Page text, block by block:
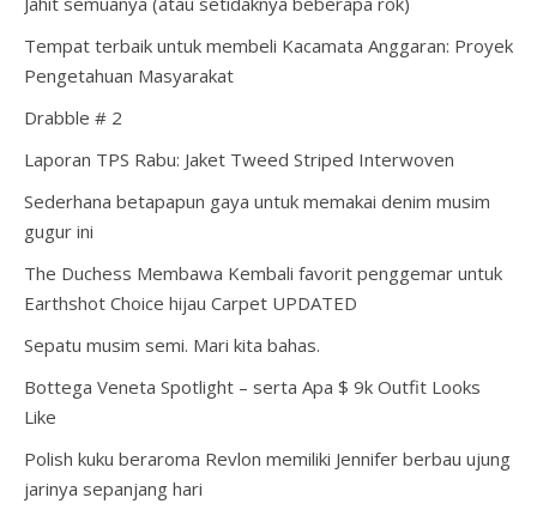
Tempat terbaik untuk membeli Kacamata Anggaran: Proyek
Pengetahuan Masyarakat
Drabble # 2
Laporan TPS Rabu: Jaket Tweed Striped Interwoven
Sederhana betapapun gaya untuk memakai denim musim
gugur ini
The Duchess Membawa Kembali favorit penggemar untuk
Earthshot Choice hijau Carpet UPDATED
Sepatu musim semi. Mari kita bahas.
Bottega Veneta Spotlight – serta Apa $ 9k Outfit Looks
Like
Polish kuku beraroma Revlon memiliki Jennifer berbau ujung
jarinya sepanjang hari